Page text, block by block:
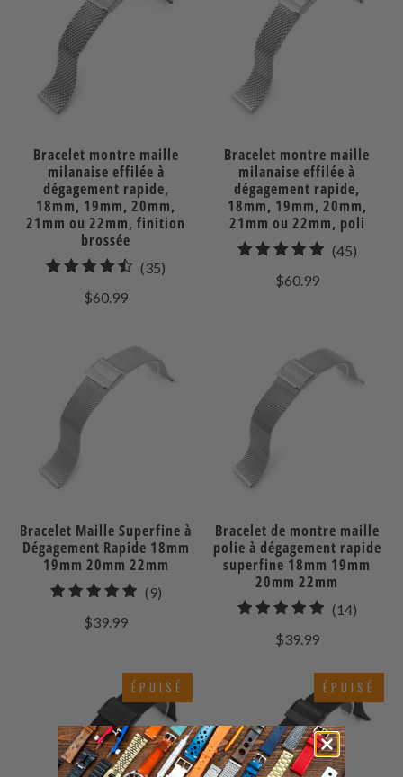
Bracelet montre maille
milanaise effilée à
dégagement rapide,
18mm, 19mm, 20mm,
21mm ou 22mm, finition
brossée
(35)
$60.99
Bracelet montre maille
milanaise effilée à
dégagement rapide,
18mm, 19mm, 20mm,
21mm ou 22mm, poli
(45)45
$60.99
Bracelet Maille Superfine à
Dégagement Rapide 18mm
19mm 20mm 22mm
(9)9
$39.99
Bracelet de montre maille
polie à dégagement rapide
superfine 18mm 19mm
20mm 22mm
(14)14
avis
$39.99
ÉPUISÉ ÉPUISÉ